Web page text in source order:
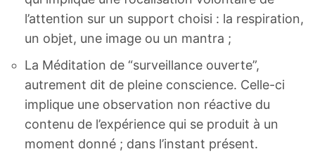
l’attention sur un support choisi : la respiration,
un objet, une image ou un mantra ;
La Méditation de “surveillance ouverte”,
autrement dit de pleine conscience. Celle-ci
implique une observation non réactive du
contenu de l’expérience qui se produit à un
moment donné ; dans l’instant présent.